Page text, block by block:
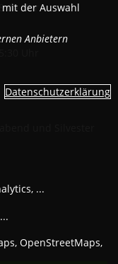
Uhr
Uhr
und Silvester
der Auswahl
Anbietern
Datenschutzerklärung
...
OpenStreetMaps,